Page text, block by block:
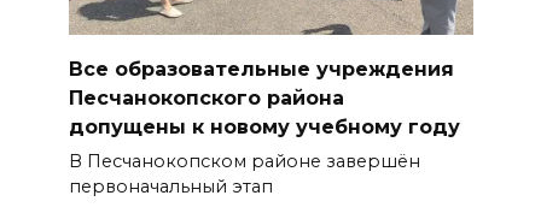
Все образовательные учреждения
Песчанокопского района
допущены к новому учебному году
В Песчанокопском районе завершён
первоначальный этап